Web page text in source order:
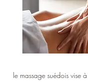
le massage suédois vise